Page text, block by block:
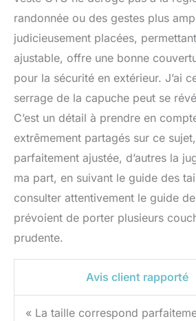
randonnée ou des gestes plus
judicieusement placées,
ajustable, offre une bonne
pour la sécurité en extérieur. J’ai
serrage de la capuche peut se
C’est un détail à prendre en
extrêmement partagés sur ce
parfaitement ajustée, d’autres la
ma part, en suivant le guide des
consulter attentivement le guide
prévoient de porter plusieurs
prudente.
Avis client rapporté
« La taille correspond